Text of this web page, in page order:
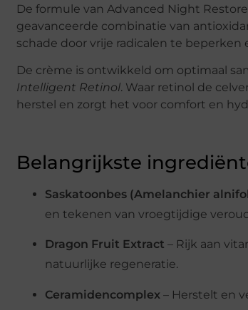
De formule van Advanced Night
geavanceerde combinatie van
schade door vrije radicalen te
De crème is ontwikkeld om optimaal
Intelligent Retinol. Waar retinol de
herstel en zorgt het voor comfort en
Belangrijkste
Saskatoonbes (Amelanchier
en tekenen van vroegtijdige
Dragon Fruit Extract – Rijk aan
natuurlijke regeneratie.
Ceramidencomplex – Herstelt en